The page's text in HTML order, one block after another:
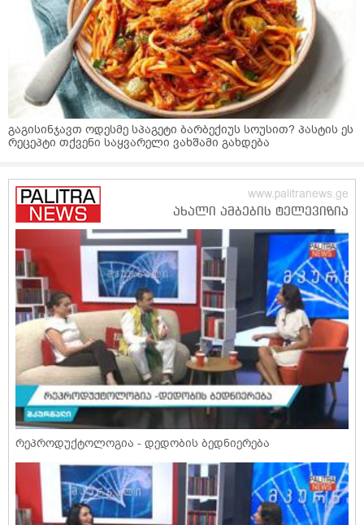
გაგისინჯავთ ოდესმე სპაგეტი ბარბექიუს სოუსით? პასტის ეს
რეცეპტი თქვენი საყვარელი ვახშამი გახდება
რეპროდუქტოლოგია - დედობის ბედნიერება